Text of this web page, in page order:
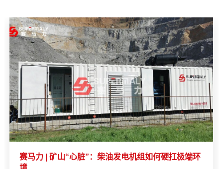
赛马力 | 矿山“心脏”：柴油发电机组如何硬扛极端环